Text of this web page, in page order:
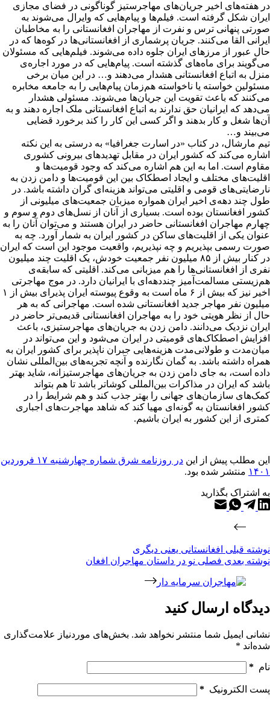
در هفته‌های اخیر جریان‌های مهاجرستیز گوناگونی در فضای مجازی
ایران شکل گرفته است. فیلم‌ها و پیام‌هایی که وایرال می‌شوند به
صورتی پنهانی ترس و نفرت از مهاجران افغانستانی را به مخاطبان
ایرانی القا می‌کنند. جریان پرشماری از افغانستانی‌ها در کوه‌ها که در
حال عبور از مرزهای ایران جلوه داده می‌شوند. فیلم‌هایی که مسئولان
می‌گویند برای ماه‌های گذشته است. پیام‌هایی که در مورد اجاره‌ی
منزل به اتباع افغانستانی هشدار می‌دهند و… در این میان برخی
مسئولین خواسته یا ناخواسته هم‌زمان پیام‌هایی را به جامعه مخابره
می‌کنند که باعث تقویت این جریان‌ها می‌شوند. مسئولی هشدار
می‌دهد که ایرانیان حق ندارند به اتباع افغانستانی ملک اجاره دهند و به
آن‌ها شغل و کار بدهند و اگر کسی این کار را کند برخورد قضایی
می‌بیند و…
تیم مارشال، در کتاب «در اسارت جغرافیا» به درستی به این نکته
اشاره می‌کند که کشور ایران در مقابل تهدیدهای بیرونی کشوری
مقاوم است. اما به این هم اشاره می‌کند که وجود قومیت‌ها و
اقلیت‌های مختلف و ایجاد اصطکاک بین این قومیت‌ها و دامن زدن به
نارضایتی‌های قومی و اقلیتی می‌تواند هزینه‌ای گران داشته باشد. در
طول چند دهه‌ی اخیر ایران همواره میزبان جمعیت‌های میلیونی از
کشور افغانستان بوده است. بسیاری از آنان از نسل‌های دوم و سوم و
چهارم مهاجران افغانستانی حاضر در ایران هستند و می‌توان آنان را به
عنوان یکی از اقلیت‌های ساکن در کشور ایران به شمار آورد. چه به
صورت رسمی بپذیریم و چه نپذیریم، واقعیت موجود این است که ایران
در کنار بیش از ۸۵ میلیون نفر جمعیت خودش، یک اقلیت چند میلیون
نفری از افغانستانی‌ها را هم میزبانی می‌کند. اقلیتی که سابقه‌ی
هم‌زیستی مسالمت‌آمیز چنددهه‌ای با ایرانیان دارد. در موج مهاجرتی
اخیر نیز که بیش از ۶ ماه است به وقوع پیوسته ایران پذیرای بیش از ۱
میلیون نفر مهاجر جدید افغانستانی شده است. مهاجرانی که به هر
حال از نظر هویتی خود را به مهاجران افغانستانی قدیمی‌تر حاضر در
ایران نزدیک می‌دانند. دامن زدن به جریان‌های مهاجرستیزی، باعث
افزایش اصطکاک‌های قومیتی در ایران می‌شود و این می‌تواند در
میان‌مدت و طولانی‌مدت هزینه‌هایی جبران ناپذیر برای کشور ایران به
همراه داشته باشد. به گمان نگارنده و آنچه تجربه‌های بین‌المللی نشان
داده است، به جای دامن زدن به جریان‌های مهاجرستیزانه، شاید بهتر
باشد که ایران در مذاکرات بین‌المللی کوشاتر باشد تا هم بتواند
کمک‌های سازمان‌های جهانی را بهتر جذب کند و هم شرایط را در
کشور افغانستان به گونه‌ای مهیا کند که شاهد مهاجرت‌های اجباری
کمتری از این کشور به ایران باشیم.
این مطلب پیش از این
در روزنامه شرق شماره چهارشنبه ۱۷ فروردین
۱۴۰۱ منتشر شده بود.
به اشتراک بگذارید
نوشته قبلی افغانستانی یعنی دیگری
نوشته بعدی فصلی نو در داستان مهاجران افغان
دیدگاه ارسال کنید
نشانی ایمیل شما منتشر نخواهد شد. بخش‌های موردنیاز علامت‌گذاری
شده‌اند *
نام *
پست الکترونیک *